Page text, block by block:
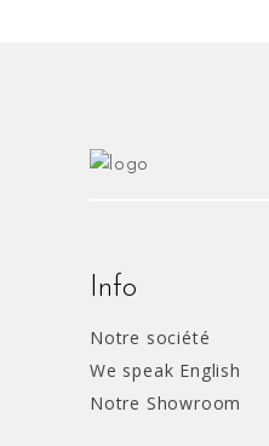
Info
Notre société
We speak English
Notre Showroom